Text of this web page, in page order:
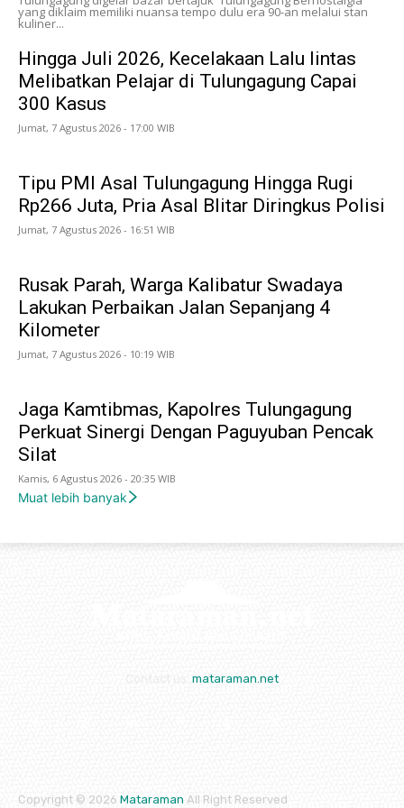
yang diklaim memiliki nuansa tempo dulu era 90-an melalui stan
kuliner...
Hingga Juli 2026, Kecelakaan Lalu lintas
Melibatkan Pelajar di Tulungagung Capai
300 Kasus
Jumat, 7 Agustus 2026 - 17:00 WIB
Tipu PMI Asal Tulungagung Hingga Rugi
Rp266 Juta, Pria Asal Blitar Diringkus Polisi
Jumat, 7 Agustus 2026 - 16:51 WIB
Rusak Parah, Warga Kalibatur Swadaya
Lakukan Perbaikan Jalan Sepanjang 4
Kilometer
Jumat, 7 Agustus 2026 - 10:19 WIB
Jaga Kamtibmas, Kapolres Tulungagung
Perkuat Sinergi Dengan Paguyuban Pencak
Silat
Kamis, 6 Agustus 2026 - 20:35 WIB
Muat lebih banyak
mataraman.net
Copyright © 2026 Mataraman All Right Reserved